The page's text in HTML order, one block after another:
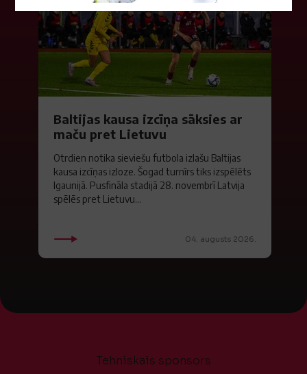
Baltijas kausa izcīņa sāksies ar
maču pret Lietuvu
Otrdien notika sieviešu futbola izlašu Baltijas
kausa izcīņas izloze. Šogad turnīrs tiks izspēlēts
Igaunijā. Pusfināla stadijā 28. novembrī Latvija
spēlēs pret Lietuvu...
04. augusts 2026.
Tehniskais sponsors